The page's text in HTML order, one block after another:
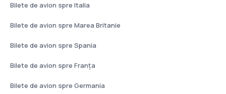
Bilete de avion spre Italia
Bilete de avion spre Marea Britanie
Bilete de avion spre Spania
Bilete de avion spre Franţa
Bilete de avion spre Germania